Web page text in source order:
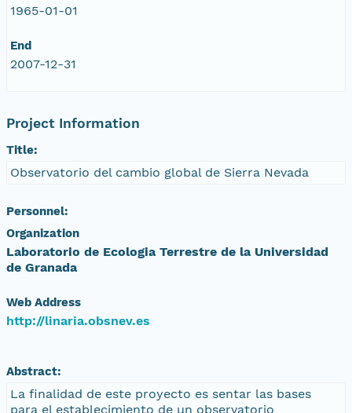
1965-01-01
End
2007-12-31
Project Information
Title:
Observatorio del cambio global de Sierra Nevada
Personnel:
Organization
Laboratorio de Ecologia Terrestre de la Universidad
de Granada
Web Address
http://linaria.obsnev.es
Abstract:
La finalidad de este proyecto es sentar las bases
para el establecimiento de un observatorio